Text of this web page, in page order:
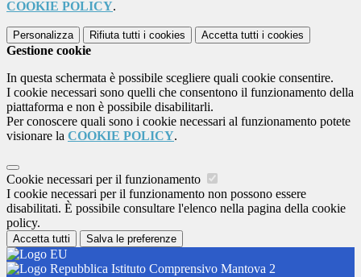
COOKIE POLICY.
Personalizza Rifiuta tutti i cookies Accetta tutti i cookies
Gestione cookie
In questa schermata è possibile scegliere quali cookie consentire.
I cookie necessari sono quelli che consentono il funzionamento della
piattaforma e non è possibile disabilitarli.
Per conoscere quali sono i cookie necessari al funzionamento potete
visionare la COOKIE POLICY.
Cookie necessari per il funzionamento
I cookie necessari per il funzionamento non possono essere
disabilitati. È possibile consultare l'elenco nella pagina della cookie
policy.
Accetta tutti Salva le preferenze
Istituto Comprensivo Mantova 2